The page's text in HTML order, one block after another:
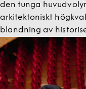
den tunga
arkitektoniskt
blandning av